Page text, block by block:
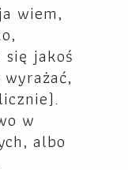
wiem,
się jakoś
w
albo